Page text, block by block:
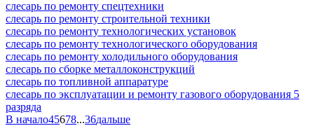
слесарь по ремонту спецтехники
слесарь по ремонту строительной техники
слесарь по ремонту технологических установок
слесарь по ремонту технологического оборудования
слесарь по ремонту холодильного оборудования
слесарь по сборке металлоконструкций
слесарь по топливной аппаратуре
слесарь по эксплуатации и ремонту газового оборудования 5
разряда
В начало45678...36дальше